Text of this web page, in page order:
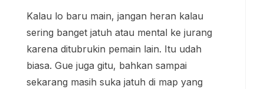
Kalau lo baru main, jangan heran kalau
sering banget jatuh atau mental ke jurang
karena ditubrukin pemain lain. Itu udah
biasa. Gue juga gitu, bahkan sampai
sekarang masih suka jatuh di map yang